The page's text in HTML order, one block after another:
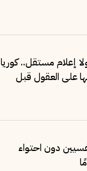
إعلام مستقل.. كوريا
على العقول قبل
دون احتواء